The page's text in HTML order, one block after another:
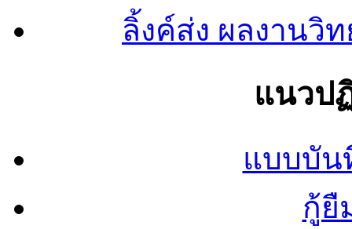
ลิ้งค์ส่ง ผลงานวิ
แนวป
แบบบัน
กู้ยื